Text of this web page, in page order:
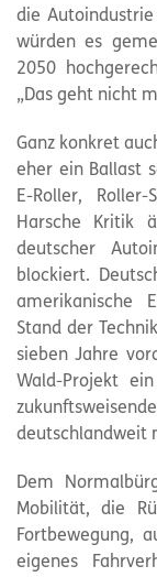
die
würden es
2050
„Das geht nicht
Ganz konkret
eher ein Ballast
E-Roller, Roller-
Harsche Kritik
deutscher
blockiert.
amerikanische
Stand der
sieben Jahre
Wald-Projekt
deutschlandweit
Dem
Mobilität, die
Fortbewegung,
eigenes